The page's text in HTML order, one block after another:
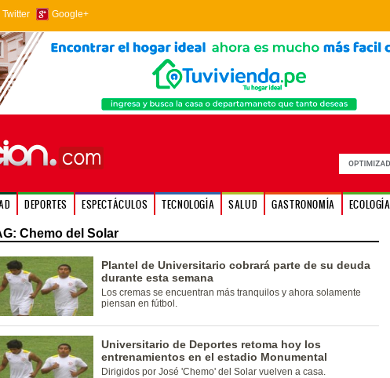
Twitter Google+
DEPORTES ESPECTÁCULOS TECNOLOGÍA SALUD GASTRONOMÍA ECOLOGÍA
Chemo del Solar
Plantel de Universitario cobrará parte de su deuda
durante esta semana
Los cremas se encuentran más tranquilos y ahora solamente
piensan en fútbol.
Universitario de Deportes retoma hoy los
entrenamientos en el estadio Monumental
Dirigidos por José 'Chemo' del Solar vuelven a casa.